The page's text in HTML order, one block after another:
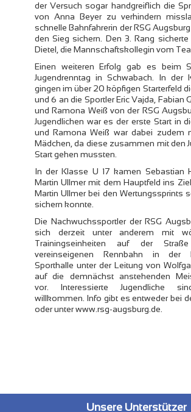
der Versuch sogar handgreiflich die
von Anna Beyer zu verhindern
schnelle Bahnfahrerin der RSG
den Sieg sichern. Den 3. Rang sicherte
Dietel, die Mannschaftskollegin vom
Einen weiteren Erfolg gab es beim
Jugendrenntag in Schwabach. In der
gingen im über 20 köpfigen Starterfeld
und 6 an die Sportler Eric Vajda, Fabian
und Ramona Weiß von der RSG
Jugendlichen war es der erste Start in
und Ramona Weiß war dabei zudem
Mädchen, da diese zusammen mit den
Start gehen mussten.
In der Klasse U 17 kamen Sebastian
Martin Ullmer mit dem Hauptfeld ins
Martin Ullmer bei den Wertungssprints
sichern konnte.
Die Nachwuchssportler der RSG
sich derzeit unter anderem mit
Trainingseinheiten auf der
vereinseigenen Rennbahn in der
Sporthalle unter der Leitung von
auf die demnächst anstehenden
vor. Interessierte Jugendliche
willkommen. Info gibt es entweder bei
oder unter www.rsg-augsburg.de.
Unsere Unterstützer